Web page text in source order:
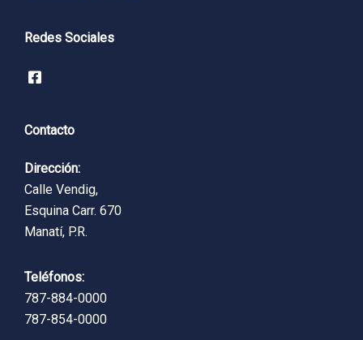
Redes Sociales
Contacto
Dirección:
Calle Vendig,
Esquina Carr. 670
Manatí, P.R.
Teléfonos:
787-884-0000
787-854-0000